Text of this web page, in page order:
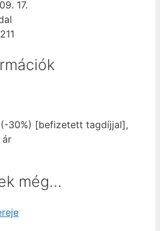
17.
30%) [befizetett tagdíjjal],
ár
még…